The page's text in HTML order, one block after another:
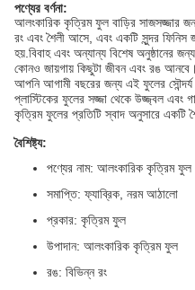
পণ্যের বর্ণনা:
আলংকারিক কৃত্রিম ফুল বাড়ির সাজসজ্জার
রং এবং শৈলী আসে, এবং একটি সুন্দর
হয়.বিবাহ এবং অন্যান্য বিশেষ অনুষ্ঠানের
কোনও জায়গায় কিছুটা জীবন এবং রঙ
আপনি আগামী বছরের জন্য এই ফুলের
প্লাস্টিকের ফুলের সজ্জা থেকে উজ্জ্বল এবং
কৃত্রিম ফুলের প্রতিটি স্বাদ অনুসারে একটি
বৈশিষ্ট্য:
পণ্যের নাম: আলংকারিক কৃত্রিম ফুল
সমাপ্তি: ফ্যাব্রিক, নরম আঠালো
প্রকার: কৃত্রিম ফুল
উপাদান: আলংকারিক কৃত্রিম ফুল
রঙ: বিভিন্ন রং